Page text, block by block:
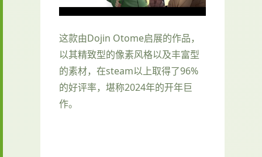
这款由Dojin Otome启展的作品，
以其精致型的像素风格以及丰富型
的素材，在steam以上取得了​​96%
的好评率​​，堪称2024年的开年巨
作。